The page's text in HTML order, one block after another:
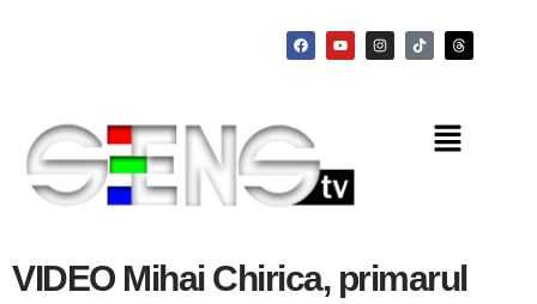
VIDEO Mihai Chirica, primarul